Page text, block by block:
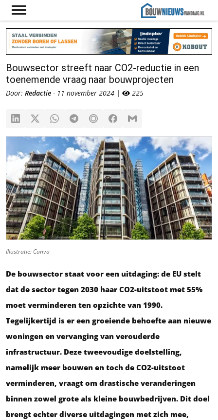
Bouwsector streeft naar CO2-reductie in een
toenemende vraag naar bouwprojecten
Door: Redactie - 11 november 2024 | 225
Illustratie: Canva
De bouwsector staat voor een uitdaging: de EU stelt
dat de sector tegen 2030 haar CO2-uitstoot met 55%
moet verminderen ten opzichte van 1990.
Tegelijkertijd is er een groeiende behoefte aan nieuwe
woningen en vervanging van verouderde
infrastructuur. Deze tweevoudige doelstelling,
namelijk meer bouwen en toch de CO2-uitstoot
verminderen, vraagt om drastische veranderingen
binnen zowel grote als kleine bouwbedrijven. Dit doel
brengt echter diverse uitdagingen met zich mee,